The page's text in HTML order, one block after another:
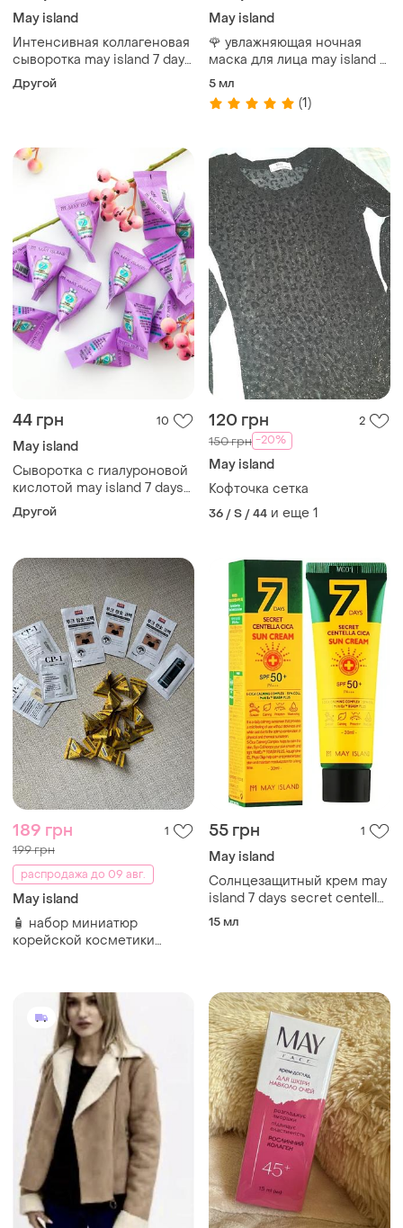
May island
Интенсивная коллагеновая
сыворотка may island 7 days
highly concentrated collagen
ampoule
Другой
May island
🌹 увлажняющая ночная
маска для лица may island 7
days secret deep water
sleeping mask pack 5 ml
5 мл
(1)
44 грн 10
May island
Сыворотка с гиалуроновой
кислотой may island 7 days
highly concentrated
hyaluronic ampoule
Другой
120 грн 2
150 грн -20%
May island
Кофточка сетка
36 / S / 44 и еще 1
189 грн 1
199 грн
распродажа до 09 авг.
May island
🧴 набор миниатюр
корейской косметики
55 грн 1
May island
Солнцезащитный крем may
island 7 days secret centella
cica sun cream spf50+
15 мл